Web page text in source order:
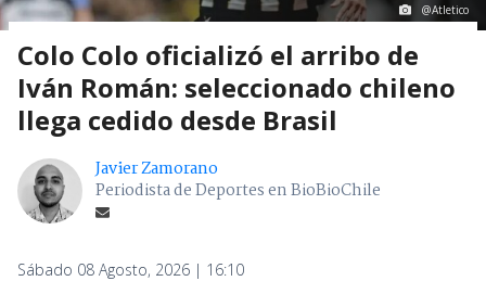
@Atletico
Colo Colo oficializó el arribo de
Iván Román: seleccionado chileno
llega cedido desde Brasil
Javier Zamorano
Periodista de Deportes en BioBioChile
Sábado 08 Agosto, 2026 | 16:10